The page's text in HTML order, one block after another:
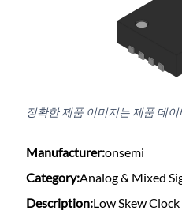
정확한 제품 이미지는 제품 데
Manufacturer:onsemi
Category:Analog & Mixed
Description:Low Skew